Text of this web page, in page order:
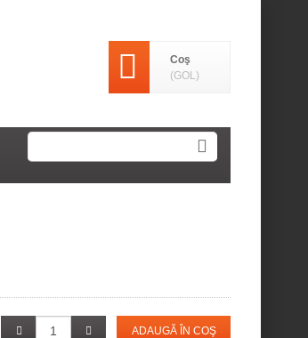
Coş
(GOL)
ADAUGĂ ÎN COŞ